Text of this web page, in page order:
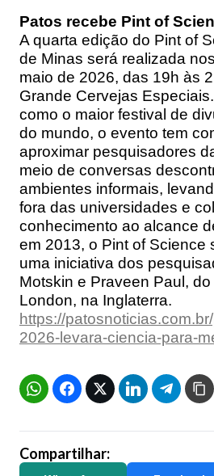
Patos recebe Pint of
A quarta edição do Pint of
de Minas será realizada
maio de 2026, das 19h às
Grande Cervejas
como o maior festival de
do mundo, o evento tem
aproximar pesquisadores
meio de conversas
ambientes informais,
fora das universidades e
conhecimento ao alcance
em 2013, o Pint of Science
uma iniciativa dos
Motskin e Praveen Paul,
London, na Inglaterra.
https://
2026-levara-ciencia-para-
Compartilhar: